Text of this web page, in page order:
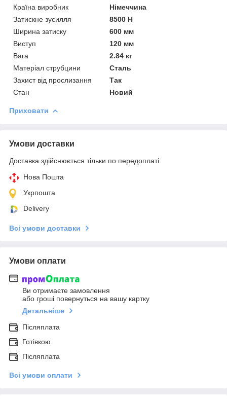
Країна виробник
Німеччина
Затискне зусилля
8500 Н
Ширина затиску
600 мм
Виступ
120 мм
Вага
2.84 кг
Матеріал струбцини
Сталь
Захист від прослизання
Так
Стан
Новий
Приховати
Умови доставки
Доставка здійснюється тільки по передоплаті.
Нова Пошта
Укрпошта
Delivery
Всі умови доставки
Умови оплати
Ви отримаєте замовлення
або гроші повернуться на вашу картку
Детальніше
Післяплата
Готівкою
Післяплата
Всі умови оплати